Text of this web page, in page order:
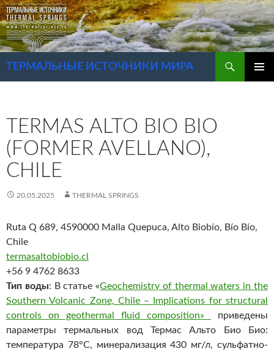
Перейти
к
содержимому
ТЕРМАЛЬНЫЕ ИСТОЧНИКИ МИРА
TERMAS ALTO BIO BIO
(FORMER AVELLANO),
CHILE
20.05.2025 THERMAL SPRINGS
Ruta Q 689, 4590000 Malla Quepuca, Alto Biobío, Bío Bío,
Chile
termasaltobiobio.cl
+56 9 4762 8633
Тип воды: В статье «Geochemistry of thermal waters in the
Southern Volcanic Zone, Chile – Implications for structural
controls on geothermal fluid composition»
приведены
параметры термальных вод Термас Альто Био Био:
температура 78°С, минерализация 430 мг/л, сульфатно-